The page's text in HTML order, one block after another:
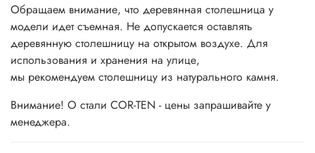
Обращаем внимание, что деревянная столешница у
модели идет съемная. Не допускается оставлять
деревянную столешницу на открытом воздухе. Для
использования и хранения на улице,
мы рекомендуем столешницу из натурального камня.
Внимание! О стали COR-TEN - цены запрашивайте у
менеджера.